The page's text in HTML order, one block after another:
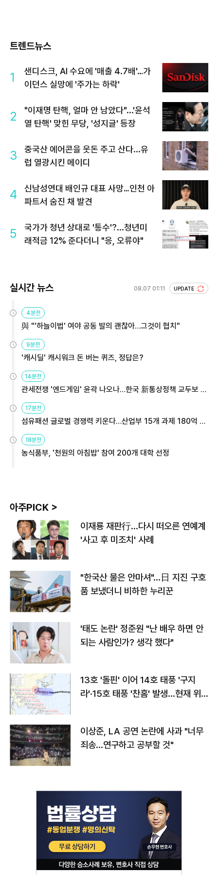
트렌드뉴스
1
샌디스크, AI 수요에 '매출 4.7배'…가
이던스 실망에 '주가는 하락'
2
"이재명 탄핵, 얼마 안 남았다"...'윤석
열 탄핵' 맞힌 무당, '성지글' 등장
3
중국산 에어콘을 웃돈 주고 산다...유
럽 열광시킨 메이디
4
신남성연대 배인규 대표 사망…인천 아
파트서 숨진 채 발견
5
국가가 청년 상대로 '통수'?...청년미
래적금 12% 준다더니 "응, 오류야"
실시간 뉴스 08.07 01:11 UPDATE
4분전
與 "'하늘이법' 여야 공동 발의 괜찮아…그것이 협치"
9분전
'캐시딜' 캐시워크 돈 버는 퀴즈, 정답은?
14분전
관세전쟁 '엔드게임' 윤곽 나오나…한국 新통상정책 교두보 활
용해야
17분전
섬유패션 글로벌 경쟁력 키운다…산업부 15개 과제 180억 지
원
18분전
농식품부, '천원의 아침밥' 참여 200개 대학 선정
아주PICK >
이재룡 재판行…다시 떠오른 연예계
'사고 후 미조치' 사례
"한국산 물은 안마셔"…日 지진 구호
품 보냈더니 비하한 누리꾼
'태도 논란' 정준원 "난 배우 하면 안
되는 사람인가? 생각 했다"
13호 '돌핀' 이어 14호 태풍 '구지
라'·15호 태풍 '찬홈' 발생…현재 위
이상준, LA 공연 논란에 사과 "너무
죄송…연구하고 공부할 것"